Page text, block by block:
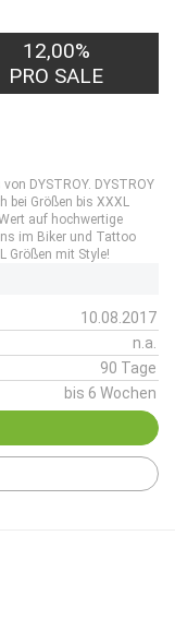
12,00%
PRO SALE
DYSTROY. DYSTROY
bei Größen bis XXXL
auf hochwertige
im Biker und Tattoo
Größen mit Style!
10.08.2017
n.a.
90 Tage
bis 6 Wochen